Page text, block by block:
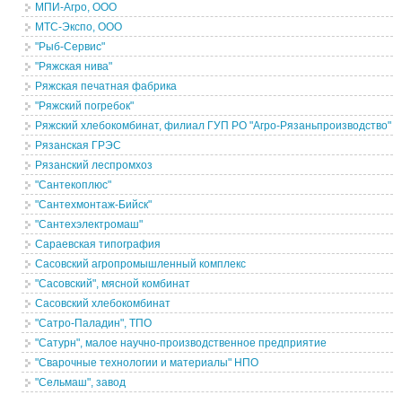
МПИ-Агро, ООО
МТС-Экспо, ООО
"Рыб-Сервис"
"Ряжская нива"
Ряжская печатная фабрика
"Ряжский погребок"
Ряжский хлебокомбинат, филиал ГУП РО "Агро-Рязаньпроизводство"
Рязанская ГРЭС
Рязанский леспромхоз
"Сантекоплюс"
"Сантехмонтаж-Бийск"
"Сантехэлектромаш"
Сараевская типография
Сасовский агропромышленный комплекс
"Сасовский", мясной комбинат
Сасовский хлебокомбинат
"Сатро-Паладин", ТПО
"Сатурн", малое научно-производственное предприятие
"Сварочные технологии и материалы" НПО
"Сельмаш", завод